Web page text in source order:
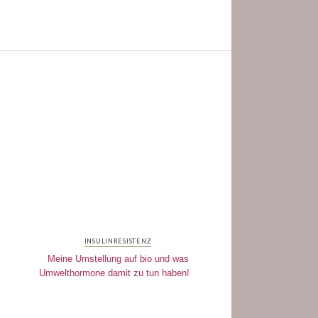
INSULINRESISTENZ
Meine Umstellung auf bio und was
Umwelthormone damit zu tun haben!